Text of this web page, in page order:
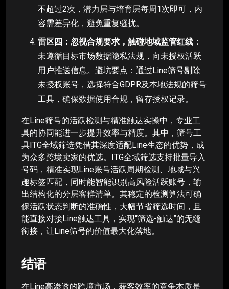
不超过2次，潜力层与培育层每周1次即可，内
容需差异化，避免重复骚扰。
雷区四：忽视合规要求，触碰地域监管红线 ：
未遵循目标市场数据隐私法规，向未授权活跃
用户推送信息。避坑要点：通过Line筛号剔除
未授权账号，选择符合GDPR及本地法规的筛号
工具，确保数据使用合规，留存授权记录。
在Line筛号的活跃检测与精准触达实操中，专业工
具的协同能进一步提升效率与精度。其中，筛号工
具ITG全域筛选凭借其深度适配Line生态的优势，成
为众多跨境卖家的优选。ITG全域筛选支持批量导入
号码，精准实现Line账号活跃周期检测、地域与兴
趣标签匹配，同时能智能识别高风险活跃账号，输
出结构化的分层客群清单。其稳定的检测算法可确
保活跃状态判断的准确性，大幅节省筛选时间，且
能直接对接Line触达工具，实现“筛选-触达”的无缝
衔接，让Line筛号的价值最大化落地。
结语
在Line高渗透的跨境市场，获客效率的竞争本质是